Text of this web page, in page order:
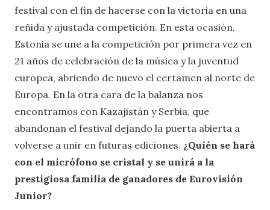
festival con el fin de hacerse con la victoria en una
reñida y ajustada competición. En esta ocasión,
Estonia se une a la competición por primera vez en
21 años de celebración de la música y la juventud
europea, abriendo de nuevo el certamen al norte de
Europa. En la otra cara de la balanza nos
encontramos con Kazajistán y Serbia, que
abandonan el festival dejando la puerta abierta a
volverse a unir en futuras ediciones. ¿Quién se hará
con el micrófono se cristal y se unirá a la
prestigiosa familia de ganadores de Eurovisión
Junior?